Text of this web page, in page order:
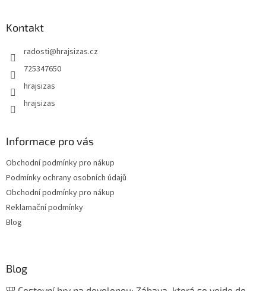
Kontakt
radosti@hrajsizas.cz
725347650
hrajsizas
hrajsizas
Informace pro vás
Obchodní podmínky pro nákup
Podmínky ochrany osobních údajů
Obchodní podmínky pro nákup
Reklamační podmínky
Blog
Blog